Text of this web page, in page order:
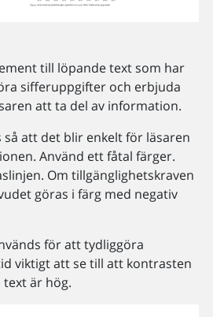
till löpande text som har
sifferuppgifter och erbjuda
att ta del av information.
så att det blir enkelt för läsaren
Använd ett fåtal färger.
Om tillgänglighetskraven
göras i färg med negativ
för att tydliggöra
viktigt att se till att kontrasten
är hög.